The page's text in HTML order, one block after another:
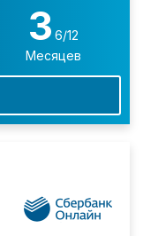
3 6/12
Месяцев